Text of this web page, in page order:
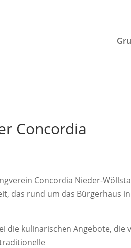
Concordia
Concordia Nieder-
das rund um das Bürgerhaus
die kulinarischen Angebote, die